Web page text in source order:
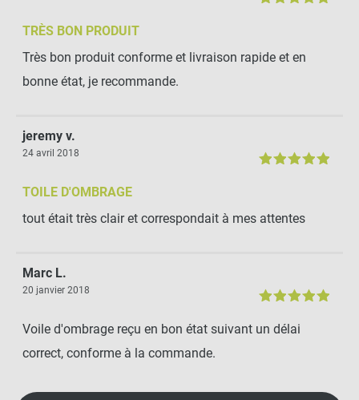
TRÈS BON PRODUIT
Très bon produit conforme et livraison rapide et en
bonne état, je recommande.
jeremy v.
24 avril 2018
TOILE D'OMBRAGE
tout était très clair et correspondait à mes attentes
Marc L.
20 janvier 2018
Voile d'ombrage reçu en bon état suivant un délai
correct, conforme à la commande.